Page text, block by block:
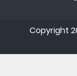
Copyright